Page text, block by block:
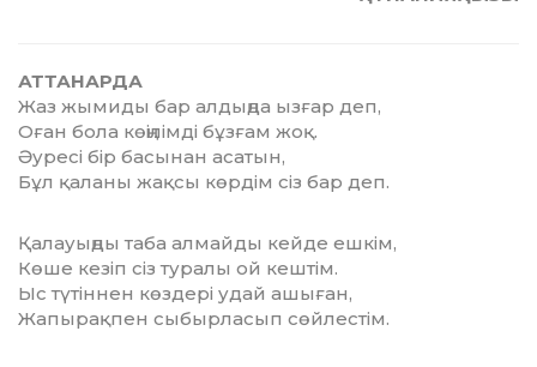
АТТАНАРДА
Жаз жымиды бар алдыңда ызғар деп,
Оған бола көңілімді бұзғам жоқ.
Әуресі бір басынан асатын,
Бұл қаланы жақсы көрдім сіз бар деп.
Қалауыңды таба алмайды кейде ешкім,
Көше кезіп сіз туралы ой кештім.
Ыс түтіннен көздері удай ашыған,
Жапырақпен сыбырласып сөйлестім.